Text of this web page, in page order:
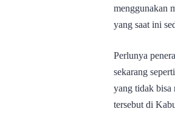
menggunakan
yang saat ini
Perlunya
sekarang
yang tidak bisa
tersebut di